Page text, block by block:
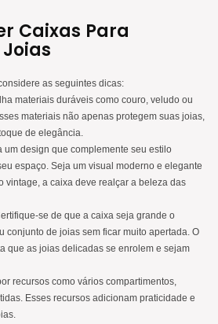
cerimônias, exibir alianças, guardar com
e viagens. Tamanho:
na mão ou no bolso, perfeito para surpr
Caixas Para
as seguintes dicas:
materiais duráveis ​​como couro, veludo ou
materiais não apenas protegem suas joias,
de elegância.
um design que complemente seu estilo
espaço. Seja um visual moderno e elegante
vintage, a caixa deve realçar a beleza das
se de que a caixa seja grande o
conjunto de joias sem ficar muito apertada. O
que as joias delicadas se enrolem e sejam
recursos como vários compartimentos,
Esses recursos adicionam praticidade e